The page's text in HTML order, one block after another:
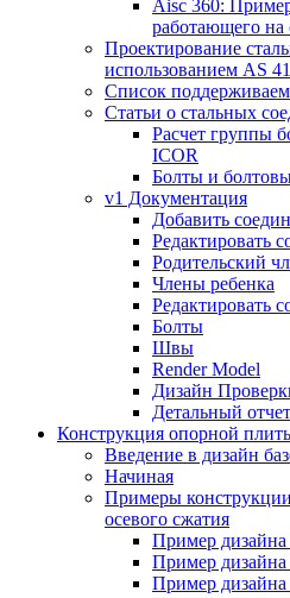
Aisc 360:
работающего на
Проектирование
использованием AS
Список
Статьи о стальных
Расчет группы
ICOR
Болты и
v1 Документация
Добавить
Редактировать
Родительский
Члены ребенка
Редактировать
Болты
Швы
Render Model
Дизайн
Детальный отчет
Конструкция опорной
Введение в дизайн
Начиная
Примеры
осевого сжатия
Пример
Пример
Пример